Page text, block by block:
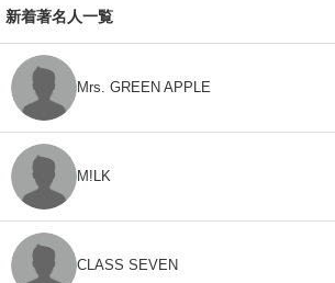
新着著名人一覧
Mrs. GREEN APPLE
M!LK
CLASS SEVEN